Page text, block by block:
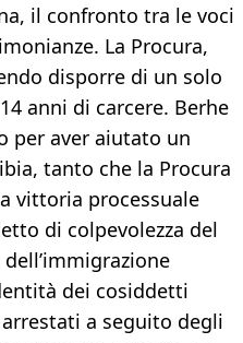
il confronto tra le voci
La Procura,
disporre di un solo
anni di carcere. Berhe
per aver aiutato un
tanto che la Procura
vittoria processuale
di colpevolezza del
dei cosiddetti
a seguito degli